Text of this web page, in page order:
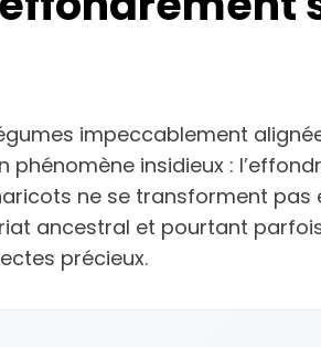
impeccablement
insidieux :
ne se transforment
ancestral et pourtant
précieux.